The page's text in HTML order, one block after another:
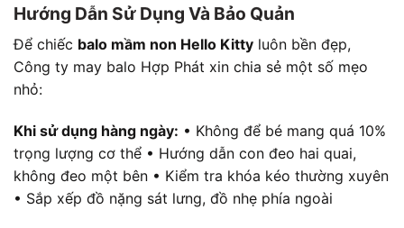
Hướng Dẫn Sử Dụng Và Bảo Quản
Để chiếc balo mầm non Hello Kitty luôn bền đẹp,
Công ty may balo Hợp Phát xin chia sẻ một số mẹo
nhỏ:
Khi sử dụng hàng ngày: • Không để bé mang quá 10%
trọng lượng cơ thể • Hướng dẫn con đeo hai quai,
không đeo một bên • Kiểm tra khóa kéo thường xuyên
• Sắp xếp đồ nặng sát lưng, đồ nhẹ phía ngoài